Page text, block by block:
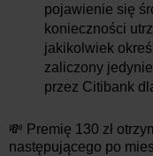
pojawienie się
konieczności
jakikolwiek
zaliczony
przez Citibank
💸 Premię 130 zł
następującego po